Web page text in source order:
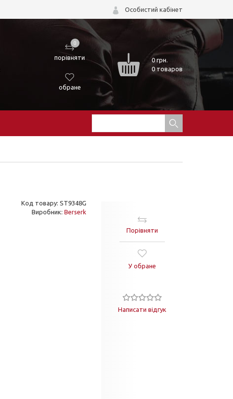
Особистий кабінет
0
порівняти
обране
0грн.
0 товаров
Код товару: ST9348G
Виробник: Berserk
Порівняти
У обране
Написати відгук